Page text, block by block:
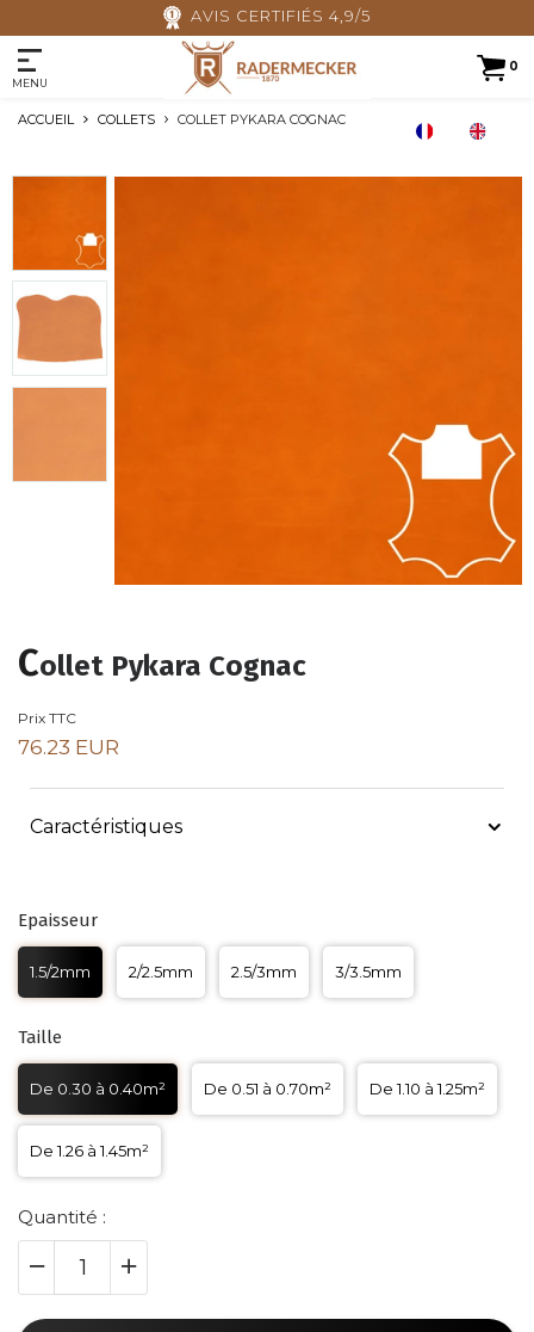
Fermeture estivale du 17/07 au 17/08
0
MENU
ACCUEIL COLLETS COLLET PYKARA COGNAC
Collet Pykara Cognac
Prix TTC
76.23 EUR
Caractéristiques
Epaisseur
1.5/2mm 2/2.5mm 2.5/3mm 3/3.5mm
Taille
De 0.30 à 0.40m² De 0.51 à 0.70m² De 1.10 à 1.25m²
De 1.26 à 1.45m²
Quantité :